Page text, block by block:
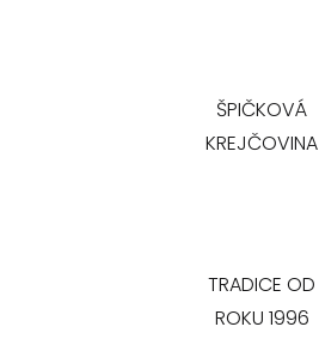
ŠPIČKOVÁ
KREJČOVINA
TRADICE OD
ROKU 1996